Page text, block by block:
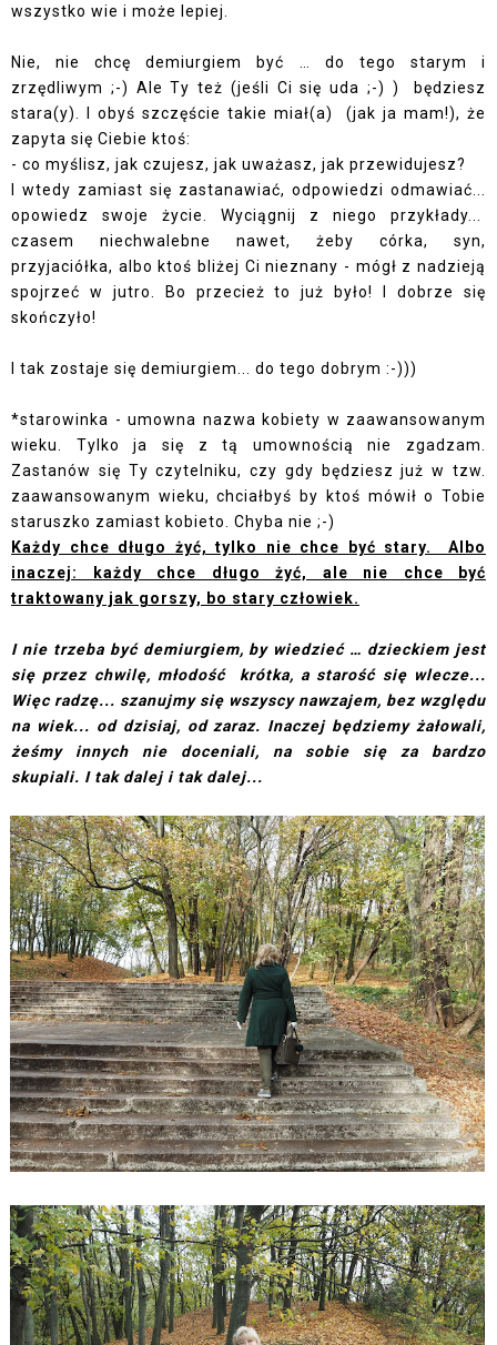
wszystko wie i może lepiej.
Nie, nie chcę demiurgiem być … do tego starym i
zrzędliwym ;-) Ale Ty też (jeśli Ci się uda ;-) ) będziesz
stara(y). I obyś szczęście takie miał(a) (jak ja mam!), że
zapyta się Ciebie ktoś:
- co myślisz, jak czujesz, jak uważasz, jak przewidujesz?
I wtedy zamiast się zastanawiać, odpowiedzi odmawiać...
opowiedz swoje życie. Wyciągnij z niego przykłady...
czasem niechwalebne nawet, żeby córka, syn,
przyjaciółka, albo ktoś bliżej Ci nieznany - mógł z nadzieją
spojrzeć w jutro. Bo przecież to już było! I dobrze się
skończyło!
I tak zostaje się demiurgiem... do tego dobrym :-)))
*starowinka - umowna nazwa kobiety w zaawansowanym
wieku. Tylko ja się z tą umownością nie zgadzam.
Zastanów się Ty czytelniku, czy gdy będziesz już w tzw.
zaawansowanym wieku, chciałbyś by ktoś mówił o Tobie
staruszko zamiast kobieto. Chyba nie ;-)
Każdy chce długo żyć, tylko nie chce być stary. Albo
inaczej: każdy chce długo żyć, ale nie chce być
traktowany jak gorszy, bo stary człowiek.
I nie trzeba być demiurgiem, by wiedzieć … dzieckiem jest
się przez chwilę, młodość krótka, a starość się wlecze...
Więc radzę... szanujmy się wszyscy nawzajem, bez względu
na wiek... od dzisiaj, od zaraz. Inaczej będziemy żałowali,
żeśmy innych nie doceniali, na sobie się za bardzo
skupiali. I tak dalej i tak dalej...